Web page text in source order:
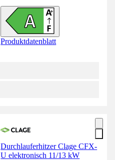
Produktdatenblatt
Durchlauferhitzer Clage CFX-
U elektronisch 11/13 kW